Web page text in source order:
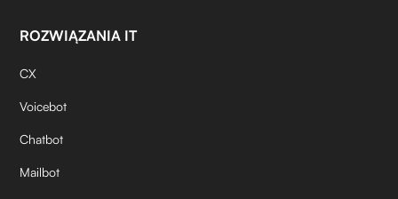
ROZWIĄZANIA IT
CX
Voicebot
Chatbot
Mailbot